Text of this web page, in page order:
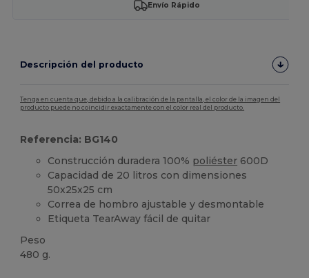
Envío Rápido
Descripción del producto
Tenga en cuenta que, debido a la calibración de la pantalla, el color de la imagen del
producto puede no coincidir exactamente con el color real del producto.
Referencia: BG140
Construcción duradera 100% poliéster 600D
Capacidad de 20 litros con dimensiones
50x25x25 cm
Correa de hombro ajustable y desmontable
Etiqueta TearAway fácil de quitar
Peso
480 g.